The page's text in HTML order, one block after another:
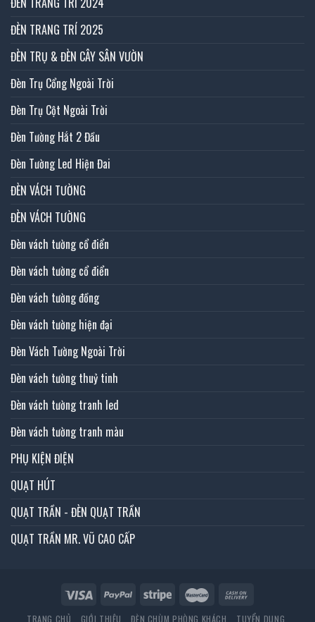
ĐÈN TRANG TRÍ 2025
ĐÈN TRỤ & ĐÈN CÂY SÂN VƯỜN
Đèn Trụ Cổng Ngoài Trời
Đèn Trụ Cột Ngoài Trời
Đèn Tường Hắt 2 Đầu
Đèn Tường Led Hiện Đai
ĐÈN VÁCH TƯỜNG
ĐÈN VÁCH TƯỜNG
Đèn vách tường cổ điển
Đèn vách tường cổ điển
Đèn vách tường đồng
Đèn vách tường hiện đại
Đèn Vách Tường Ngoài Trời
Đèn vách tường thuỷ tinh
Đèn vách tường tranh led
Đèn vách tường tranh màu
PHỤ KIỆN ĐIỆN
QUẠT HÚT
QUẠT TRẦN - ĐÈN QUẠT TRẦN
QUẠT TRẦN MR. VŨ CAO CẤP
TRANG CHỦ GIỚI THIỆU ĐÈN CHÙM PHÒNG KHÁCH TUYỂN DỤNG